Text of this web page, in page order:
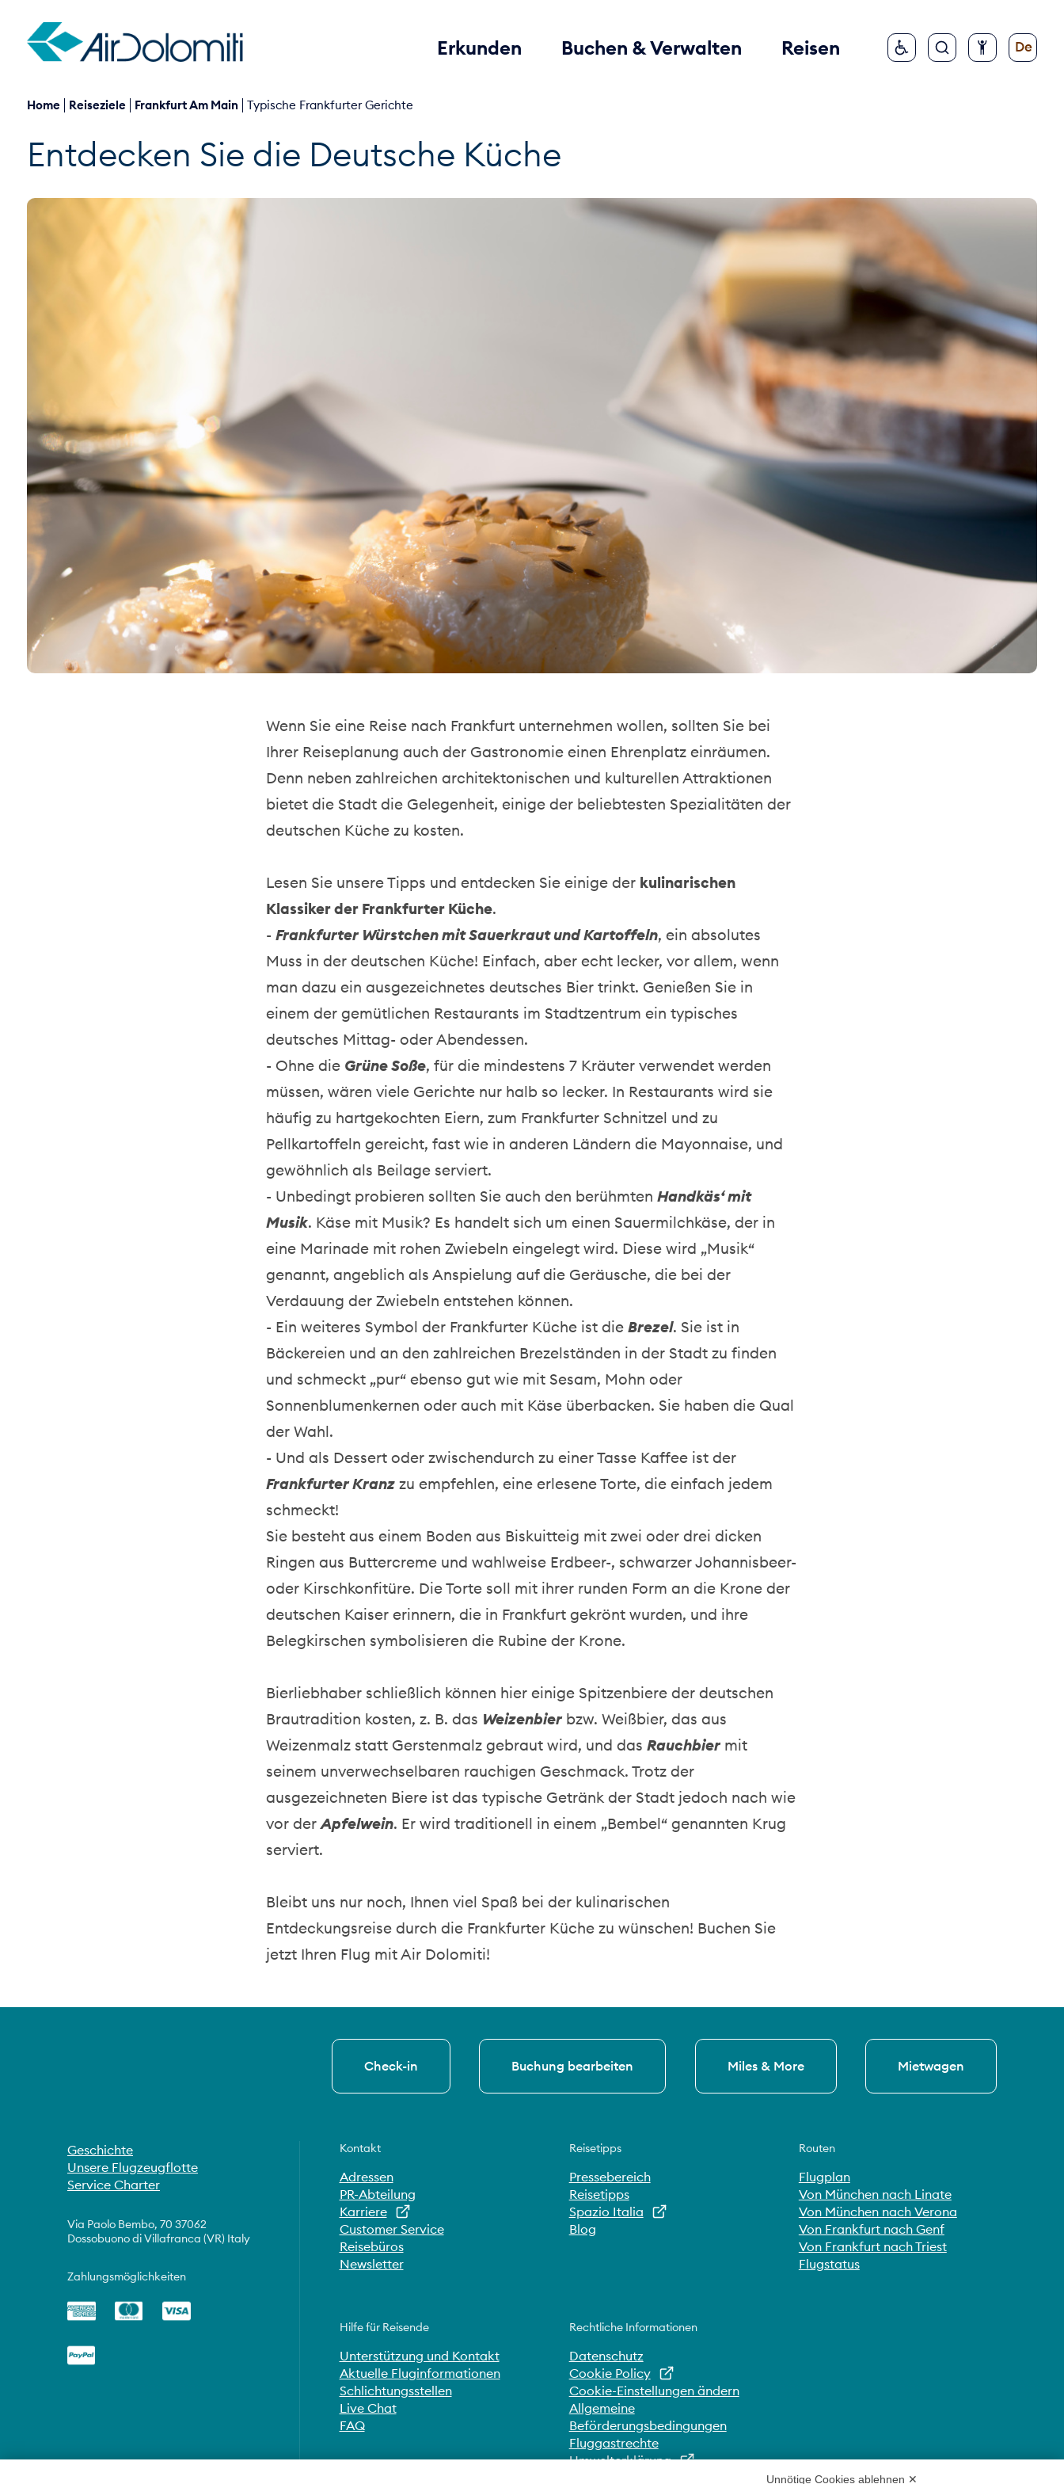
Erkunden Buchen & Verwalten Reisen De
Home Reiseziele Frankfurt Am Main Typische Frankfurter Gerichte
Entdecken Sie die Deutsche Küche
Wenn Sie eine Reise nach Frankfurt unternehmen wollen, sollten Sie bei
Ihrer Reiseplanung auch der Gastronomie einen Ehrenplatz einräumen.
Denn neben zahlreichen architektonischen und kulturellen Attraktionen
bietet die Stadt die Gelegenheit, einige der beliebtesten Spezialitäten der
deutschen Küche zu kosten.
Lesen Sie unsere Tipps und entdecken Sie einige der kulinarischen
Klassiker der Frankfurter Küche.
- Frankfurter Würstchen mit Sauerkraut und Kartoffeln, ein absolutes
Muss in der deutschen Küche! Einfach, aber echt lecker, vor allem, wenn
man dazu ein ausgezeichnetes deutsches Bier trinkt. Genießen Sie in
einem der gemütlichen Restaurants im Stadtzentrum ein typisches
deutsches Mittag- oder Abendessen.
- Ohne die Grüne Soße, für die mindestens 7 Kräuter verwendet werden
müssen, wären viele Gerichte nur halb so lecker. In Restaurants wird sie
häufig zu hartgekochten Eiern, zum Frankfurter Schnitzel und zu
Pellkartoffeln gereicht, fast wie in anderen Ländern die Mayonnaise, und
gewöhnlich als Beilage serviert.
- Unbedingt probieren sollten Sie auch den berühmten Handkäs‘ mit
Musik. Käse mit Musik? Es handelt sich um einen Sauermilchkäse, der in
eine Marinade mit rohen Zwiebeln eingelegt wird. Diese wird „Musik“
genannt, angeblich als Anspielung auf die Geräusche, die bei der
Verdauung der Zwiebeln entstehen können.
- Ein weiteres Symbol der Frankfurter Küche ist die Brezel. Sie ist in
Bäckereien und an den zahlreichen Brezelständen in der Stadt zu finden
und schmeckt „pur“ ebenso gut wie mit Sesam, Mohn oder
Sonnenblumenkernen oder auch mit Käse überbacken. Sie haben die Qual
der Wahl.
- Und als Dessert oder zwischendurch zu einer Tasse Kaffee ist der
Frankfurter Kranz zu empfehlen, eine erlesene Torte, die einfach jedem
schmeckt!
Sie besteht aus einem Boden aus Biskuitteig mit zwei oder drei dicken
Ringen aus Buttercreme und wahlweise Erdbeer-, schwarzer Johannisbeer-
oder Kirschkonfitüre. Die Torte soll mit ihrer runden Form an die Krone der
deutschen Kaiser erinnern, die in Frankfurt gekrönt wurden, und ihre
Belegkirschen symbolisieren die Rubine der Krone.
Bierliebhaber schließlich können hier einige Spitzenbiere der deutschen
Brautradition kosten, z. B. das Weizenbierbzw. Weißbier, das aus
Weizenmalz statt Gerstenmalz gebraut wird, und das Rauchbiermit
seinem unverwechselbaren rauchigen Geschmack. Trotz der
ausgezeichneten Biere ist das typische Getränk der Stadt jedoch nach wie
vor derApfelwein. Er wird traditionell in einem „Bembel“ genannten Krug
serviert.
Bleibt uns nur noch, Ihnen viel Spaß bei der kulinarischen
Entdeckungsreise durch die Frankfurter Küche zu wünschen! Buchen Sie
jetzt Ihren Flug mit Air Dolomiti!
Check-in Buchung bearbeiten Miles & More Mietwagen
Geschichte
Unsere Flugzeugflotte
Service Charter
Via Paolo Bembo, 70 37062
Dossobuono di Villafranca (VR) Italy
Zahlungsmöglichkeiten
Kontakt
Adressen
PR-Abteilung
Karriere
Customer Service
Reisebüros
Newsletter
Reisetipps
Pressebereich
Reisetipps
Spazio Italia
Blog
Routen
Flugplan
Von München nach Linate
Von München nach Verona
Von Frankfurt nach Genf
Von Frankfurt nach Triest
Flugstatus
Hilfe für Reisende
Unterstützung und Kontakt
Aktuelle Fluginformationen
Schlichtungsstellen
Live Chat
FAQ
Rechtliche Informationen
Datenschutz
Cookie Policy
Cookie-Einstellungen ändern
Allgemeine
Beförderungsbedingungen
Fluggastrechte
Umwelterklärung
Unnötige Cookies ablehnen ✕